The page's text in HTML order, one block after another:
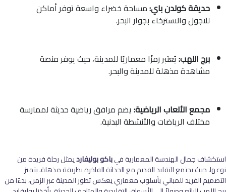
حديقة كولدن باي:مساحة خضراء واسعة توفر أماكن
للتجول والاسترخاء بجوار البحر.
برج اللهب:يُعتبر رمزًا معماريًا للمدينة، حيث يوفر منصة
مشاهدة مذهلة للمدينة والبحر.
مجمع الألعاب الرياضية:يضم مرافق رياضية حديثة لممارسة
مختلف الرياضات والأنشطة البدنية.
استكشاف جمال الهندسة المعمارية فيباكو بوليفارديمثل رحلة فريدة من
نوعها، حيث يجتمع التقليد القديم مع الحداثة الفاخرة بطريقة مذهلة. يتميز
التصميم الفريد للمباني بأسلوب معماري يعكس تطور المدينة عبر الزمن، بدءًا من